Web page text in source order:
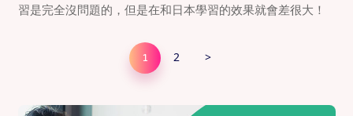
習是完全沒問題的，但是在和日本學習的效果就會差很大！
1 2 >